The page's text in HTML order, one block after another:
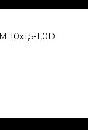
10х1,5-1,0D